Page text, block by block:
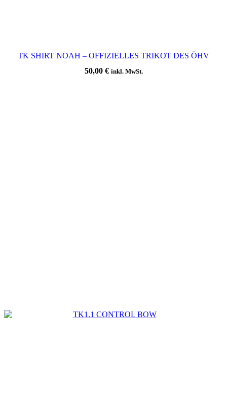
TK SHIRT NOAH – OFFIZIELLES TRIKOT DES ÖHV
50,00 € inkl. MwSt.